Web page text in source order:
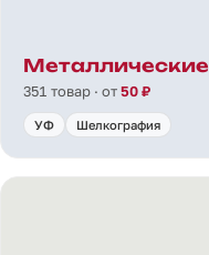
351 товар · от50 ₽
УФ Шелкография